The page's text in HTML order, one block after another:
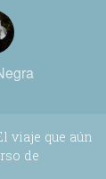
viaje que aún
de